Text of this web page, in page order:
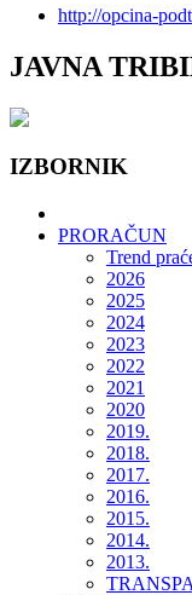
http://opcina-
JAVNA
IZBORNIK
PRORAČUN
Trend
2026
2025
2024
2023
2022
2021
2020
2019.
2018.
2017.
2016.
2015.
2014.
2013.